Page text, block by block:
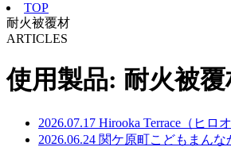
TOP
耐火被覆材
ARTICLES
使用製品: 耐火被
2026.07.17 Hirooka Terrace（ヒロ
2026.06.24 関ケ原町こどもまんな